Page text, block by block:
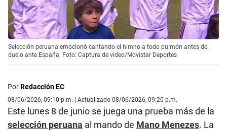
Selección peruana emocionó cantando el himno a todo pulmón antes del
duelo ante España. Foto: Captura de video/Movistar Deportes
PorRedacción EC
08/06/2026, 09:10 p.m. | Actualizado 08/06/2026, 09:20 p.m.
Este lunes 8 de junio se juega una prueba más de la
selección peruana al mando de Mano Menezes. La